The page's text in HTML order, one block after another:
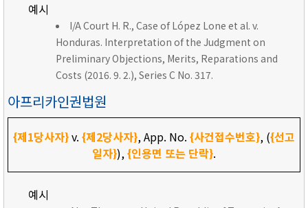
예시
I/A Court H. R., Case of López Lone et al. v.
Honduras. Interpretation of the Judgment on
Preliminary Objections, Merits, Reparations and
Costs (2016. 9. 2.), Series C No. 317.
아프리카인권법원
{제1당사자}v. {제2당사자}, App. No. {사건접수번호}, ({선고
일자}),{인용면 또는 단락}.
예시